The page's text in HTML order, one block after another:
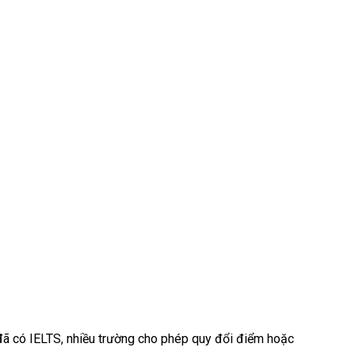
có IELTS, nhiều trường cho phép quy đổi điểm hoặc